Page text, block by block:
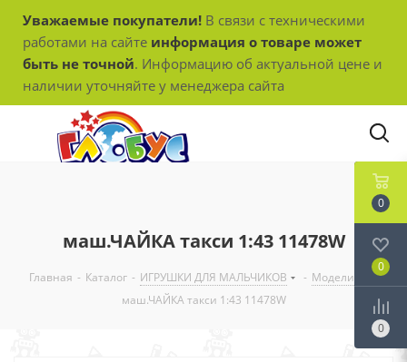
Уважаемые покупатели! В связи с техническими
работами на сайте информация о товаре может
быть не точной. Информацию об актуальной цене и
наличии уточняйте у менеджера сайта
маш.ЧАЙКА такси 1:43 11478W
Главная - Каталог - ИГРУШКИ ДЛЯ МАЛЬЧИКОВ - Модели
-
маш.ЧАЙКА такси 1:43 11478W
0
0
0